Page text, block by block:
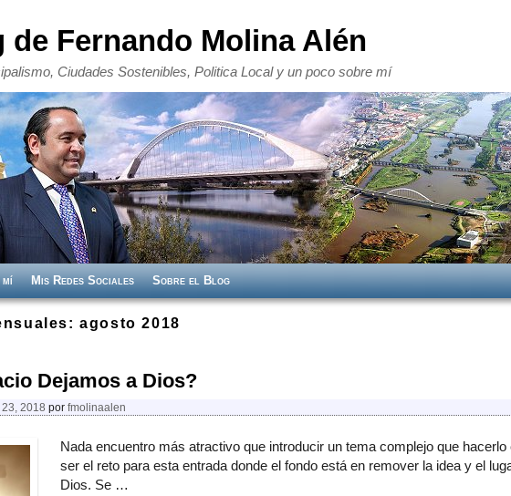
de Fernando Molina Alén
Ciudades Sostenibles, Politica Local y un poco sobre mí
Mis Redes Sociales Sobre el Blog
agosto 2018
Dejamos a Dios?
2018 por fmolinaalen
Nada encuentro más atractivo que introducir un tema complejo que
ser el reto para esta entrada donde el fondo está en remover la idea y el
Dios. Se …